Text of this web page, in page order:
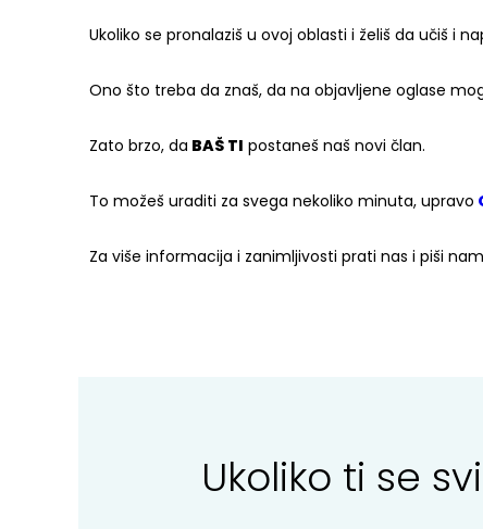
Ukoliko se pronalaziš u ovoj oblasti i želiš da učiš i
Ono što treba da znaš, da na objavljene oglase
Zato brzo, da BAŠ TI postaneš naš novi član.
To možeš uraditi za svega nekoliko minuta, upravo
Za više informacija i zanimljivosti prati nas i piši
Ukoliko ti se